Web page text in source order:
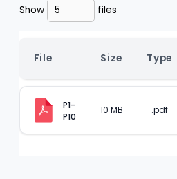
Show files
File Size Type
P1-
P10
10 MB .pdf